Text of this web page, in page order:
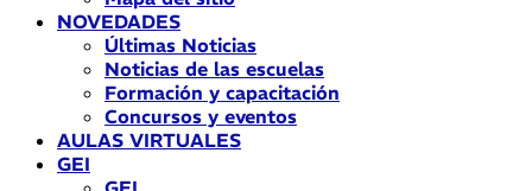
NOVEDADES
Últimas Noticias
Noticias de las escuelas
Formación y capacitación
Concursos y eventos
AULAS VIRTUALES
GEI